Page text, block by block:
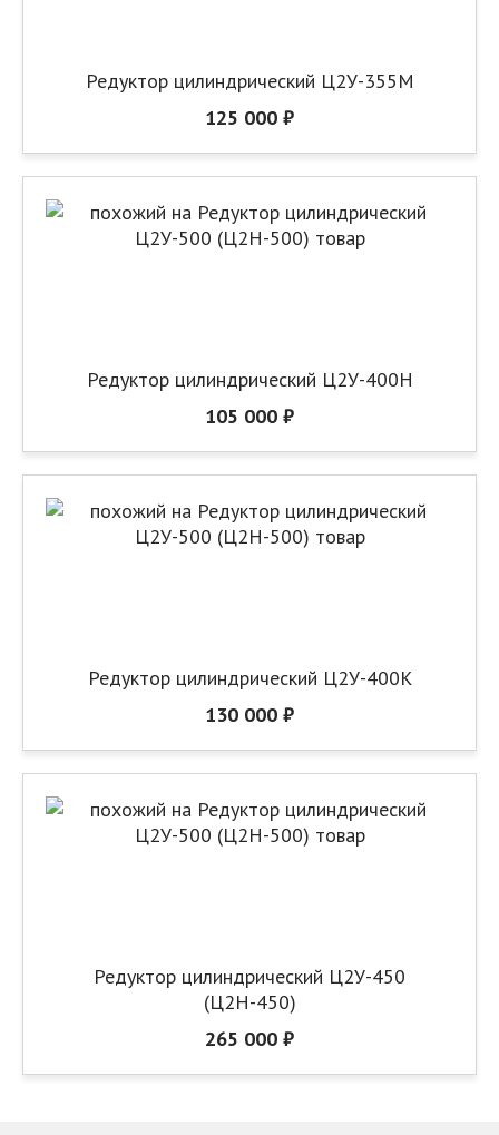
Редуктор цилиндрический Ц2У-355М
125 000 ₽
Редуктор цилиндрический Ц2У-400Н
105 000 ₽
Редуктор цилиндрический Ц2У-400К
130 000 ₽
Редуктор цилиндрический Ц2У-450
(Ц2Н-450)
265 000 ₽